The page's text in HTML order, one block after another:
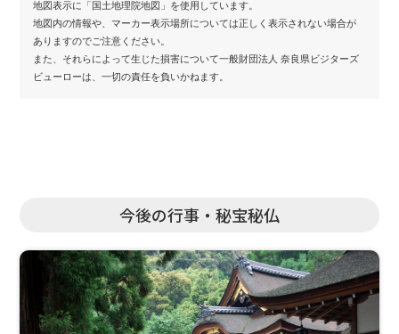
地図表示に「国土地理院地図」を使用しています。
地図内の情報や、マーカー表示場所については正しく表示されない場合が
ありますのでご注意ください。
また、それらによって生じた損害について一般財団法人 奈良県ビジターズ
ビューローは、一切の責任を負いかねます。
今後の行事・秘宝秘仏